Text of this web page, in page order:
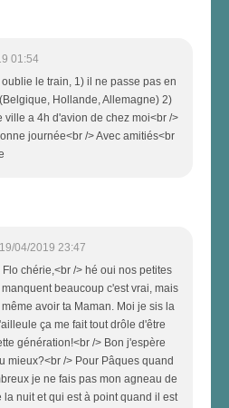
01:54
le train, 1) il ne passe pas en
Hollande, Allemagne) 2)
ville a 4h d'avion de chez moi<br />
journée<br /> Avec amitiés<br
19/04/2019 23:47
chérie,<br /> hé oui nos petites
beaucoup c'est vrai, mais
avoir ta Maman. Moi je sis la
ça me fait tout drôle d'être
génération!<br /> Bon j'espère
mieux?<br /> Pour Pâques quand
je ne fais pas mon agneau de
la nuit et qui est à point quand il est